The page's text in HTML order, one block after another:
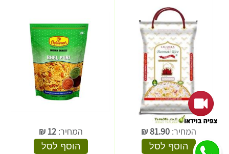
המחיר: 81.90
₪
הוסף לסל
המחיר:12
₪
הוסף לסל